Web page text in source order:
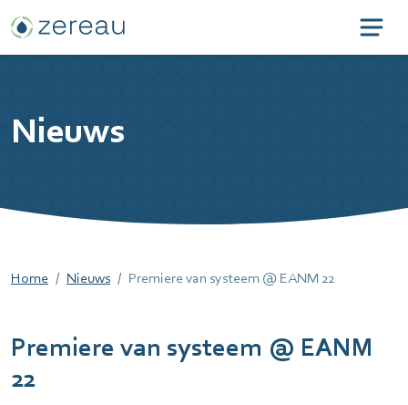
Nieuws
Home Nieuws Premiere van systeem @ EANM 22
Premiere van systeem @ EANM
22